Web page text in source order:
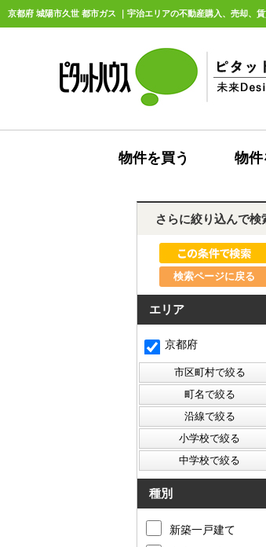
京都府 城陽市久世 都市ガス ｜宇治エリアの不動産購入、売却、
物件を買う 物件
さらに絞り込んで検
検索ページに戻る
エリア
京都府
種別
新築一戸建て